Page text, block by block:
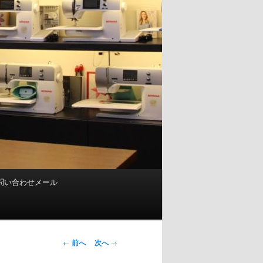
い合わせメール
投
← 前へ 次へ→